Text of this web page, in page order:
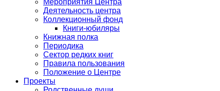
Мероприятия Центра
Деятельность центра
Коллекционный фонд
Книги-юбиляры
Книжная полка
Периодика
Сектор редких книг
Правила пользования
Положение о Центре
Проекты